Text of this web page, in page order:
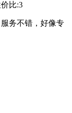
比:3
务不错，好像专